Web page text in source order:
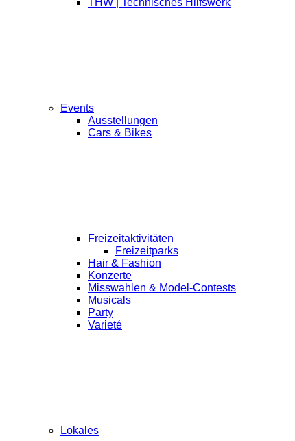
THW | Technisches Hilfswerk
Events
Ausstellungen
Cars & Bikes
Freizeitaktivitäten
Freizeitparks
Hair & Fashion
Konzerte
Misswahlen & Model-Contests
Musicals
Party
Varieté
Lokales